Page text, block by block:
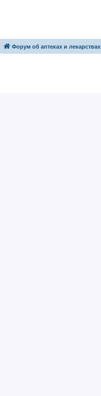
Форум об аптеках и лекарствах